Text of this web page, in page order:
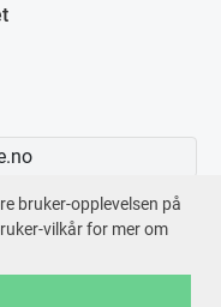
bruker-opplevelsen på
vilkår for mer om